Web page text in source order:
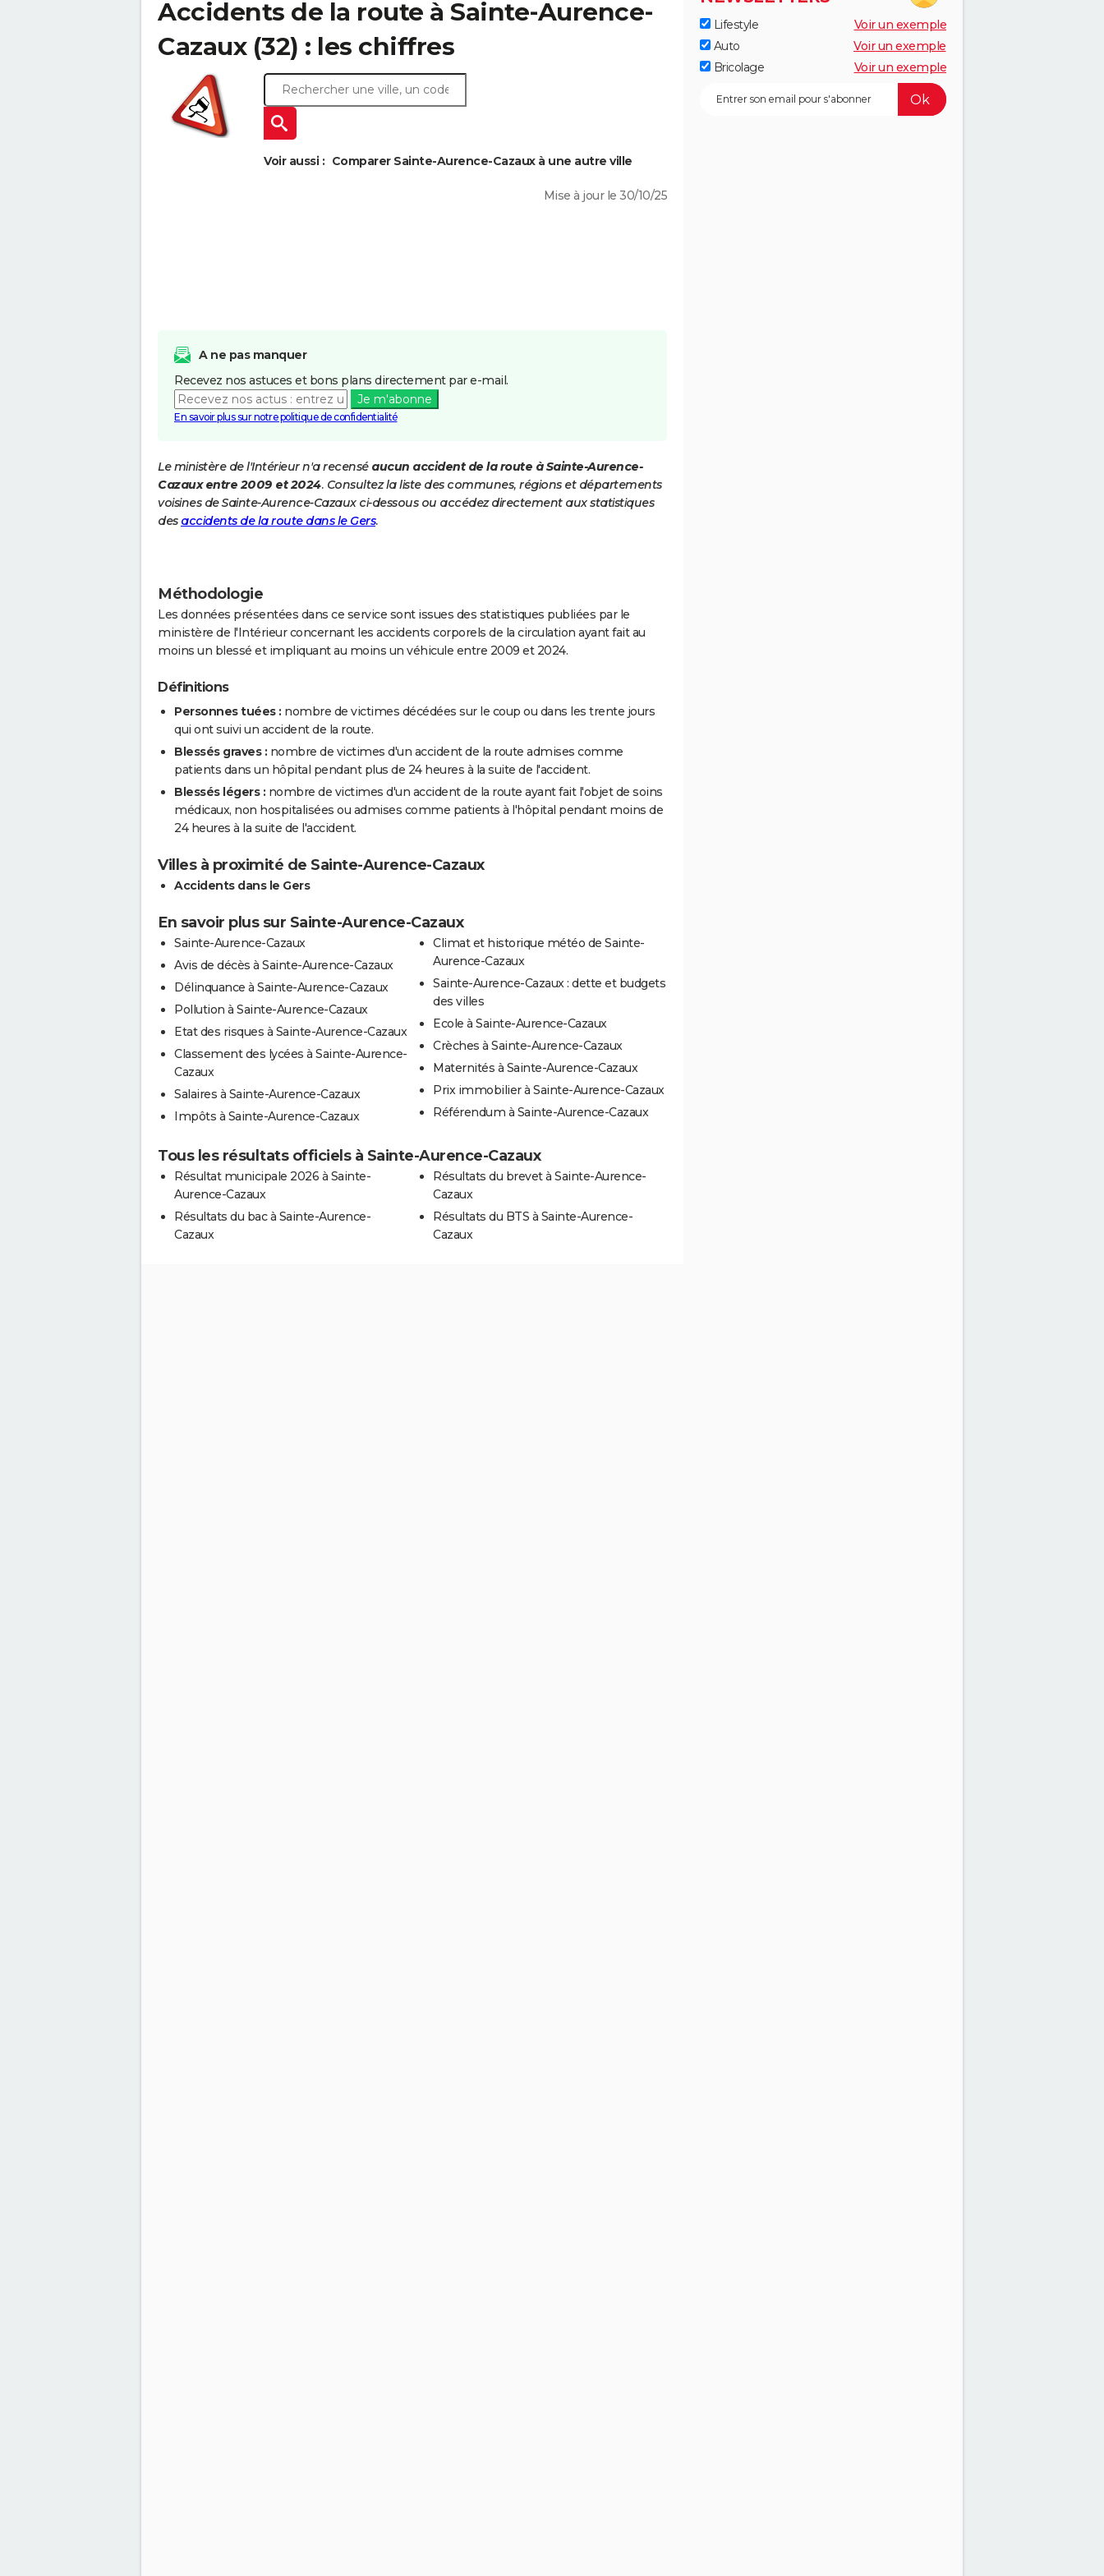
Accidents de la route à Sainte-Aurence-
Cazaux (32) : les chiffres
Voir aussi : Comparer Sainte-Aurence-Cazaux à une autre ville
Mise à jour le 30/10/25
A ne pas manquer
Recevez nos astuces et bons plans directement par e-mail.
Je m'abonne
En savoir plus sur notre politique de confidentialité
Le ministère de l'Intérieur n'a recensé aucun accident de la route à Sainte-Aurence-
Cazaux entre 2009 et 2024. Consultez la liste des communes, régions et départements
voisines de Sainte-Aurence-Cazaux ci-dessous ou accédez directement aux statistiques
des accidents de la route dans le Gers.
Méthodologie
Les données présentées dans ce service sont issues des statistiques publiées par le
ministère de l'Intérieur concernant les accidents corporels de la circulation ayant fait au
moins un blessé et impliquant au moins un véhicule entre 2009 et 2024.
Définitions
Personnes tuées : nombre de victimes décédées sur le coup ou dans les trente jours
qui ont suivi un accident de la route.
Blessés graves : nombre de victimes d'un accident de la route admises comme
patients dans un hôpital pendant plus de 24 heures à la suite de l'accident.
Blessés légers : nombre de victimes d'un accident de la route ayant fait l'objet de soins
médicaux, non hospitalisées ou admises comme patients à l'hôpital pendant moins de
24 heures à la suite de l'accident.
Villes à proximité de Sainte-Aurence-Cazaux
Accidents dans le Gers
En savoir plus sur Sainte-Aurence-Cazaux
Sainte-Aurence-Cazaux
Avis de décès à Sainte-Aurence-Cazaux
Délinquance à Sainte-Aurence-Cazaux
Pollution à Sainte-Aurence-Cazaux
Etat des risques à Sainte-Aurence-Cazaux
Classement des lycées à Sainte-Aurence-
Cazaux
Salaires à Sainte-Aurence-Cazaux
Impôts à Sainte-Aurence-Cazaux
Climat et historique météo de Sainte-
Aurence-Cazaux
Sainte-Aurence-Cazaux : dette et budgets
des villes
Ecole à Sainte-Aurence-Cazaux
Crèches à Sainte-Aurence-Cazaux
Maternités à Sainte-Aurence-Cazaux
Prix immobilier à Sainte-Aurence-Cazaux
Référendum à Sainte-Aurence-Cazaux
Tous les résultats officiels à Sainte-Aurence-Cazaux
Résultat municipale 2026 à Sainte-
Aurence-Cazaux
Résultats du bac à Sainte-Aurence-
Cazaux
Résultats du brevet à Sainte-Aurence-
Cazaux
Résultats du BTS à Sainte-Aurence-
Cazaux
Lifestyle
Voir un exemple
Auto
Voir un exemple
Bricolage
Voir un exemple